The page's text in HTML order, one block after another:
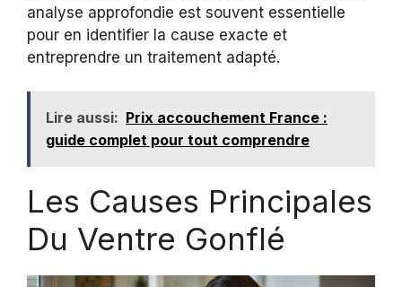
analyse approfondie est souvent essentielle
pour en identifier la cause exacte et
entreprendre un traitement adapté.
Lire aussi: Prix accouchement France :
guide complet pour tout comprendre
Les Causes Principales
Du Ventre Gonflé